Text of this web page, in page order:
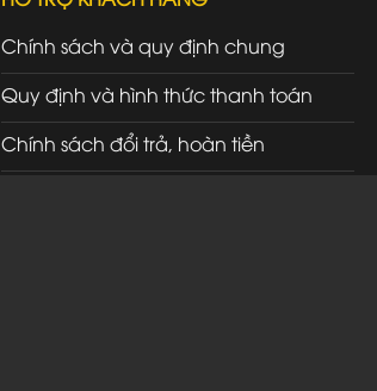
Chính sách và quy định chung
Quy định và hình thức thanh toán
Chính sách đổi trả, hoàn tiền